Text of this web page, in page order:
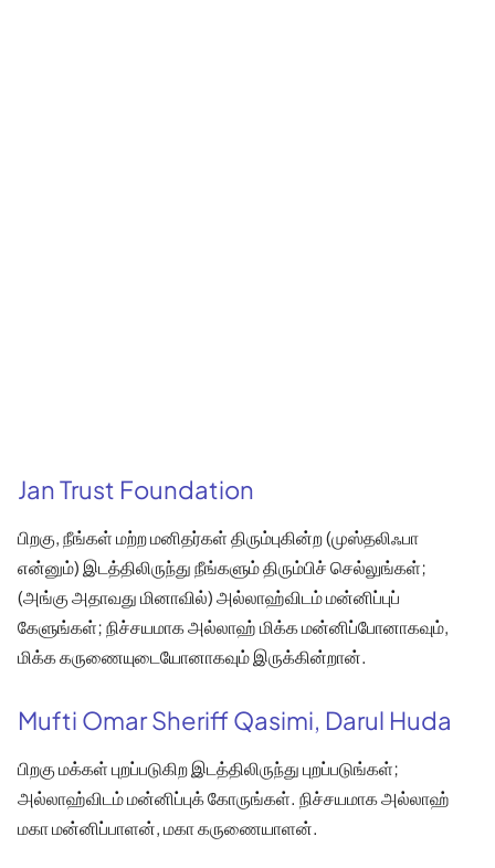
Jan Trust Foundation
பிறகு, நீங்கள் மற்ற மனிதர்கள் திரும்புகின்ற (முஸ்தலிஃபா
என்னும்) இடத்திலிருந்து நீங்களும் திரும்பிச் செல்லுங்கள்;
(அங்கு அதாவது மினாவில்) அல்லாஹ்விடம் மன்னிப்புப்
கேளுங்கள்; நிச்சயமாக அல்லாஹ் மிக்க மன்னிப்போனாகவும்,
மிக்க கருணையுடையோனாகவும் இருக்கின்றான்.
Mufti Omar Sheriff Qasimi, Darul Huda
பிறகு மக்கள் புறப்படுகிற இடத்திலிருந்து புறப்படுங்கள்;
அல்லாஹ்விடம் மன்னிப்புக் கோருங்கள். நிச்சயமாக அல்லாஹ்
மகா மன்னிப்பாளன், மகா கருணையாளன்.